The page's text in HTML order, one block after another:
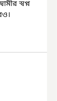
স্বপ্ন